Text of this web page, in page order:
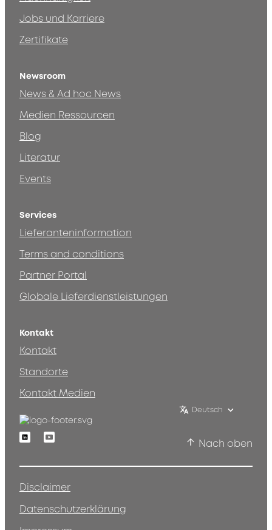
Jobs und Karriere
Zertifikate
Newsroom
News & Ad hoc News
Medien Ressourcen
Blog
Literatur
Events
Services
Lieferanteninformation
Terms and conditions
Partner Portal
Globale Lieferdienstleistungen
Kontakt
Kontakt
Standorte
Kontakt Medien
Deutsch
LinkedinYoutube
Nach oben
Disclaimer
Datenschutzerklärung